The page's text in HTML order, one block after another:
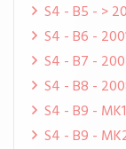
S4 - B5 - >
S4 - B6 -
S4 - B7 -
S4 - B8 -
S4 - B9 -
S4 - B9 -